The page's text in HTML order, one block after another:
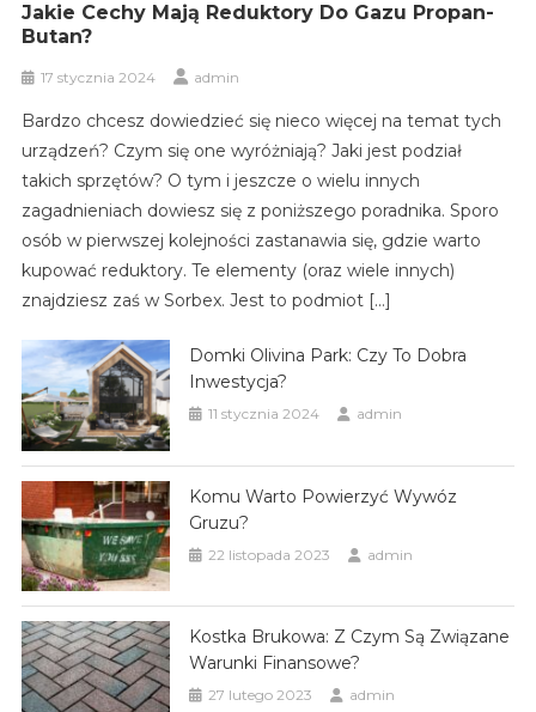
Jakie Cechy Mają Reduktory Do Gazu Propan-
Butan?
17 stycznia 2024 admin
Bardzo chcesz dowiedzieć się nieco więcej na temat tych
urządzeń? Czym się one wyróżniają? Jaki jest podział
takich sprzętów? O tym i jeszcze o wielu innych
zagadnieniach dowiesz się z poniższego poradnika. Sporo
osób w pierwszej kolejności zastanawia się, gdzie warto
kupować reduktory. Te elementy (oraz wiele innych)
znajdziesz zaś w Sorbex. Jest to podmiot […]
Domki Olivina Park: Czy To Dobra
Inwestycja?
11 stycznia 2024 admin
Komu Warto Powierzyć Wywóz
Gruzu?
22 listopada 2023 admin
Kostka Brukowa: Z Czym Są Związane
Warunki Finansowe?
27 lutego 2023 admin